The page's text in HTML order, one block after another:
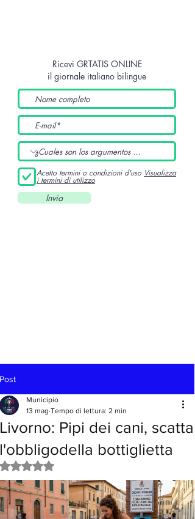
Ricevi GRTATIS ONLINE
il giornale italiano bilingue
Acetto termini o condizioni d'uso Visualizza
i termini di utilizzo
Invia
Post
Livorno: Pipi dei cani, scatta
l'obbligodella bottiglietta
Municipio
13 mag Tempo di lettura: 2 min
Valutazione NaN stelle su 5.